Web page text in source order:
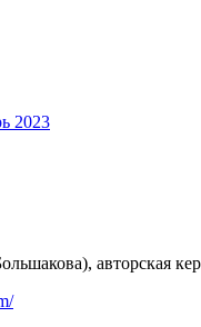
2023
авторская